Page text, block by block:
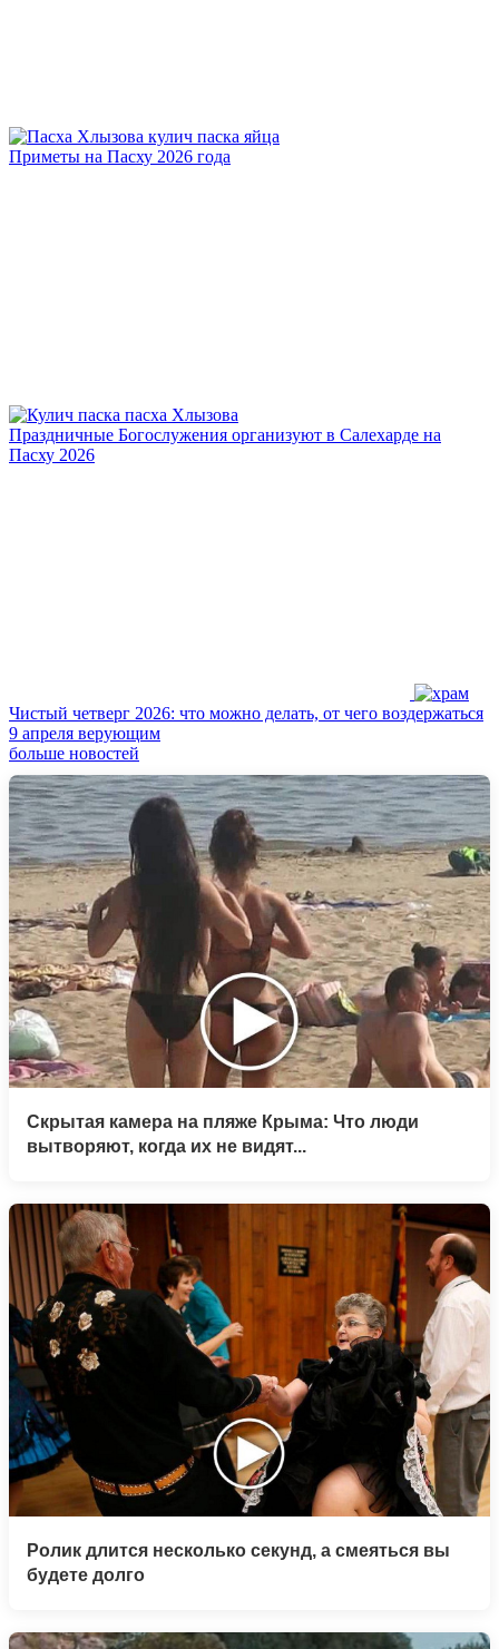
Приметы на Пасху 2026 года
Праздничные Богослужения организуют в Салехарде на
Пасху 2026
Чистый четверг 2026: что можно делать, от чего воздержаться
9 апреля верующим
больше новостей
Скрытая камера на пляже Крыма: Что люди
вытворяют, когда их не видят...
Ролик длится несколько секунд, а смеяться вы
будете долго